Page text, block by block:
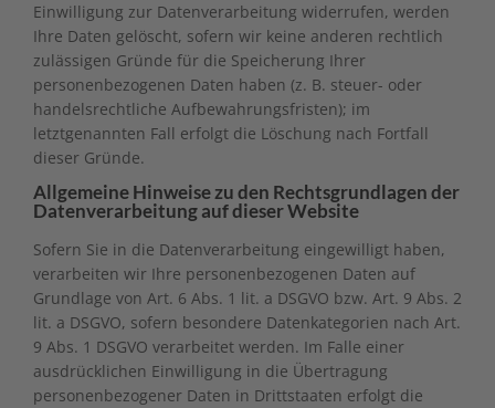
Einwilligung zur Datenverarbeitung widerrufen, werden
Ihre Daten gelöscht, sofern wir keine anderen rechtlich
zulässigen Gründe für die Speicherung Ihrer
personenbezogenen Daten haben (z. B. steuer- oder
handelsrechtliche Aufbewahrungsfristen); im
letztgenannten Fall erfolgt die Löschung nach Fortfall
dieser Gründe.
Allgemeine Hinweise zu den Rechtsgrundlagen der
Datenverarbeitung auf dieser Website
Sofern Sie in die Datenverarbeitung eingewilligt haben,
verarbeiten wir Ihre personenbezogenen Daten auf
Grundlage von Art. 6 Abs. 1 lit. a DSGVO bzw. Art. 9 Abs. 2
lit. a DSGVO, sofern besondere Datenkategorien nach Art.
9 Abs. 1 DSGVO verarbeitet werden. Im Falle einer
ausdrücklichen Einwilligung in die Übertragung
personenbezogener Daten in Drittstaaten erfolgt die